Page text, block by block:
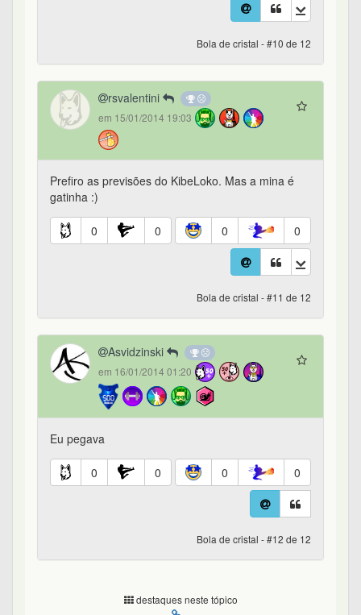
Bola de cristal - #10 de 12
rsvalentini
em 15/01/2014 19:03
Prefiro as previsões do KibeLoko. Mas a mina é
gatinha :)
0 0 0 0
Bola de cristal - #11 de 12
Asvidzinski
em 16/01/2014 01:20
Eu pegava
0 0 0 0
Bola de cristal - #12 de 12
destaques neste tópico